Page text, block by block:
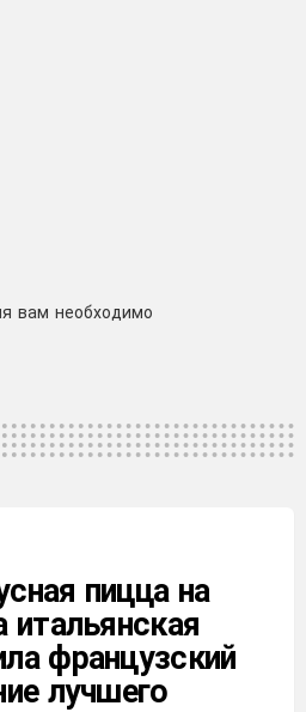
вам необходимо
пицца на
итальянская
французский
лучшего